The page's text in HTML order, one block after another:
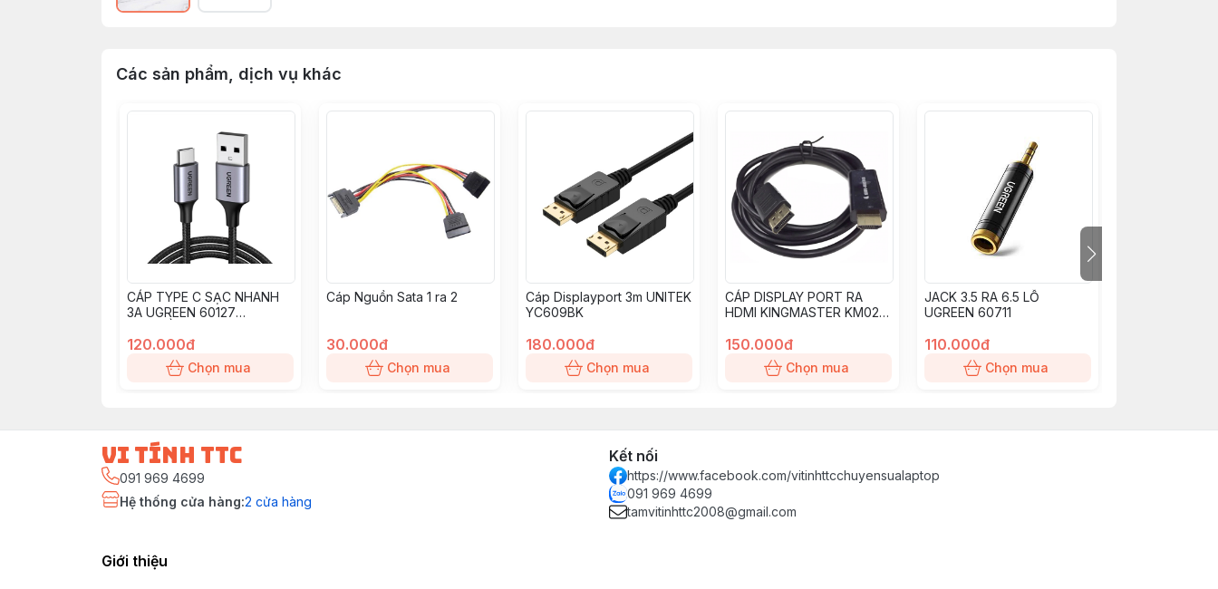
Các sản phẩm, dịch vụ khác
CÁP TYPE C SẠC NHANH
3A UGREEN 60127
120.000đ
Chọn mua
Cáp Nguồn Sata 1 ra 2
30.000đ
Chọn mua
Cáp Displayport 3m UNITEK
YC609BK
180.000đ
Chọn mua
CÁP DISPLAY PORT RA
HDMI KINGMASTER KM026
150.000đ
Chọn mua
JACK 3.5 RA 6.5 LỖ
UGREEN 60711
110.000đ
Chọn mua
vi tính ttc
091 969 4699
Hệ thống cửa hàng:2 cửa hàng
Kết nối
https://www.facebook.com/vitinhttcchuyensualaptop
091 969 4699
tamvitinhttc2008@gmail.com
Giới thiệu